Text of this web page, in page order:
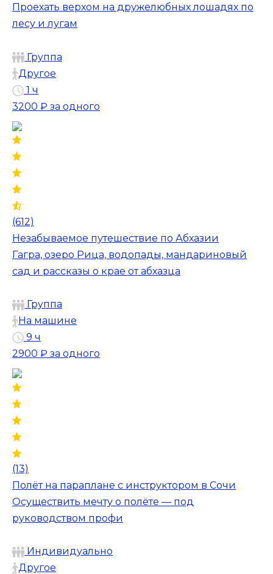
Проехать верхом на дружелюбных лошадях по
лесу и лугам
Группа
Другое
1 ч
3200 ₽ за одного
(612)
Незабываемое путешествие по Абхазии
Гагра, озеро Рица, водопады, мандариновый
сад и рассказы о крае от абхазца
Группа
На машине
9 ч
2900 ₽ за одного
(13)
Полёт на параплане с инструктором в Сочи
Осуществить мечту о полёте — под
руководством профи
Индивидуально
Другое